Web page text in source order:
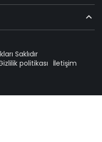
Saklıdır
politikası İletişim